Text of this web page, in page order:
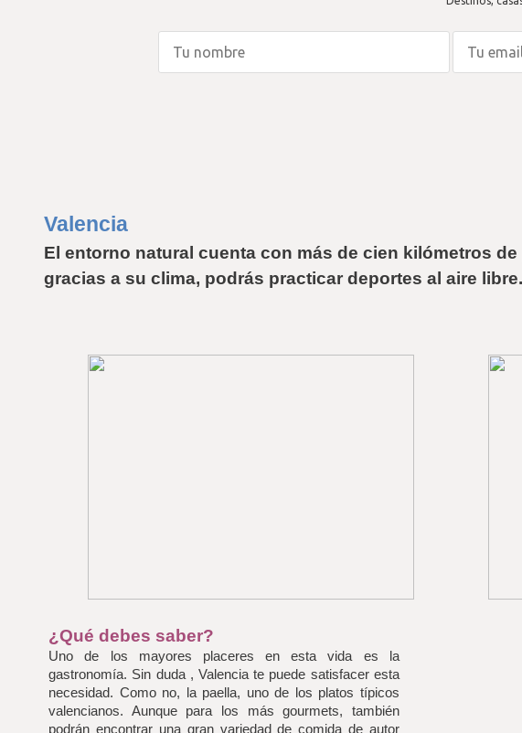
Valencia
El entorno natural cuenta con más de cien kilómetros
gracias a su clima, podrás practicar deportes al aire libre.
¿Qué debes saber?
Uno de los mayores placeres en esta vida es la
gastronomía. Sin duda , Valencia te puede satisfacer esta
necesidad. Como no, la paella, uno de los platos típicos
valencianos. Aunque para los más gourmets, también
podrán encontrar una gran variedad de comida de autor